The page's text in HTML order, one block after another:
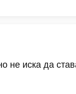
не иска да